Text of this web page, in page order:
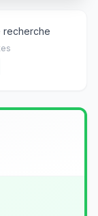
recherche